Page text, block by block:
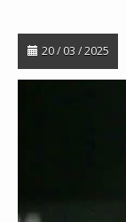
20 / 03 / 2025